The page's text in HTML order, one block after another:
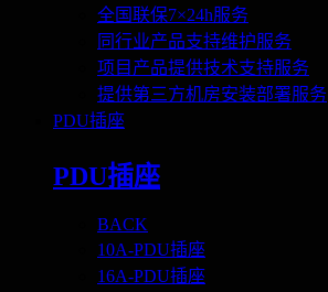
全国联保7×24h服务
同行业产品支持维护服务
项目产品提供技术支持服务
提供第三方机房安装部署服务
PDU插座
PDU插座
BACK
10A-PDU插座
16A-PDU插座